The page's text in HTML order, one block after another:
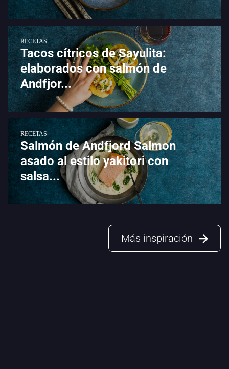
RECETAS
Tacos cítricos de Sayulita:
elaborados con salmón de
Andfjor...
RECETAS
Salmón de Andfjord Salmon
asado al estilo yakitori con
salsa...
Más inspiración